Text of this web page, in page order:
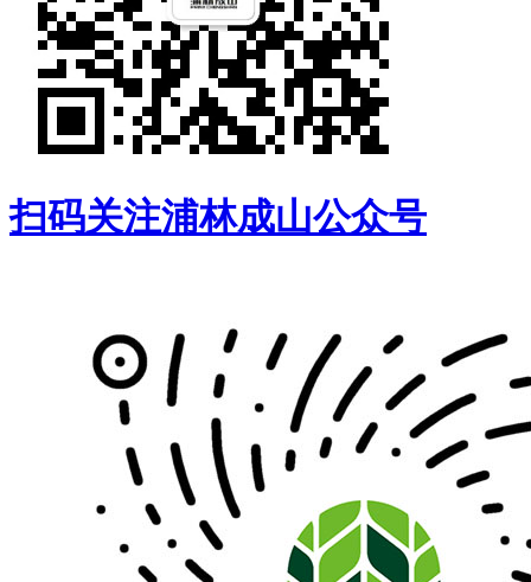
扫码关注浦林成山公众号